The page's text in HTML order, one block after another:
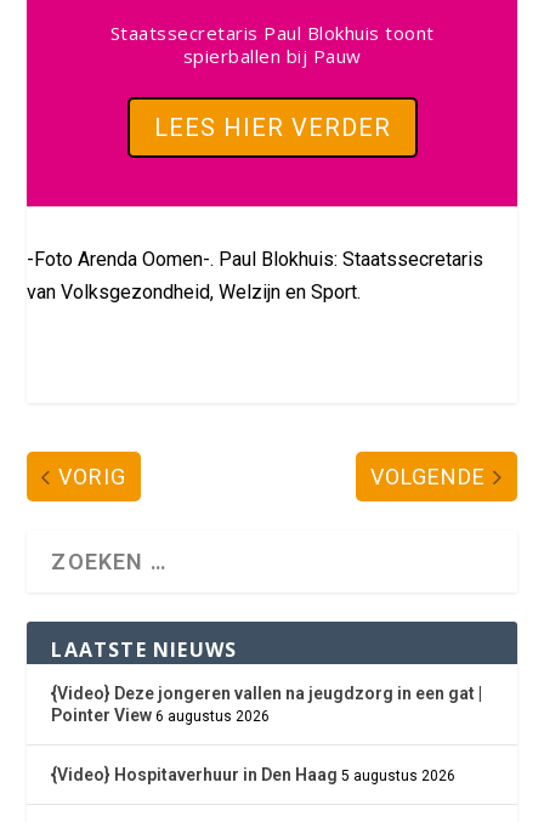
Staatssecretaris Paul Blokhuis toont
spierballen bij Pauw
LEES HIER VERDER
-Foto Arenda Oomen-. Paul Blokhuis: Staatssecretaris
van Volksgezondheid, Welzijn en Sport.
VORIG VOLGENDE
LAATSTE NIEUWS
{Video} Deze jongeren vallen na jeugdzorg in een gat |
Pointer View 6 augustus 2026
{Video} Hospitaverhuur in Den Haag 5 augustus 2026